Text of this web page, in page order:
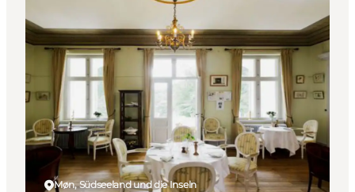
Møn, Südseeland und die Inseln